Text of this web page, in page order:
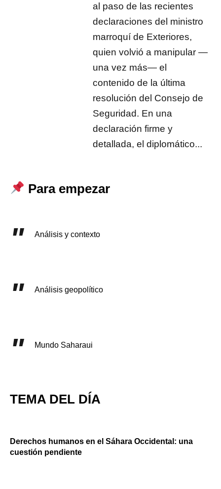
al paso de las recientes
declaraciones del ministro
marroquí de Exteriores,
quien volvió a manipular —
una vez más— el
contenido de la última
resolución del Consejo de
Seguridad. En una
declaración firme y
detallada, el diplomático...
Para empezar
Análisis y contexto
Análisis geopolítico
Mundo Saharaui
TEMA DEL DÍA
Derechos humanos en el Sáhara Occidental: una
cuestión pendiente